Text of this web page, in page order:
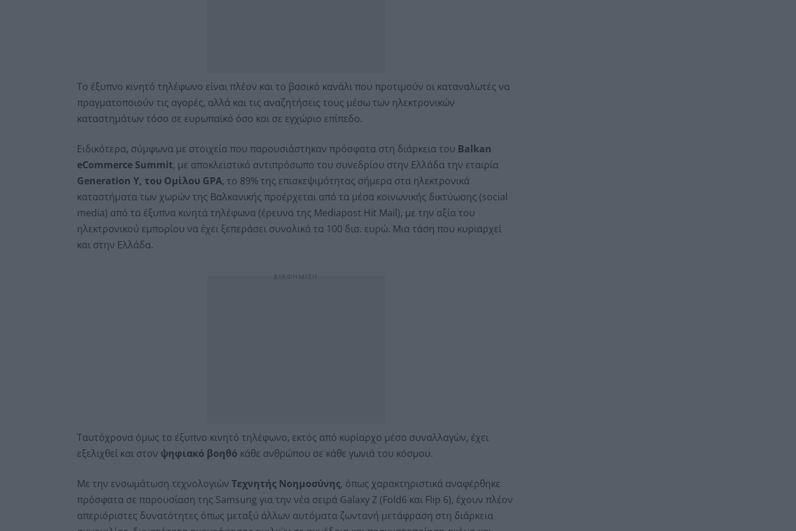
To έξυπνο κινητό τηλέφωνο είναι πλέον και το βασικό κανάλι που προτιμούν οι καταναλωτές να
πραγματοποιούν τις αγορές, αλλά και τις αναζητήσεις τους μέσω των ηλεκτρονικών
καταστημάτων τόσο σε ευρωπαϊκό όσο και σε εγχώριο επίπεδο.
Ειδικότερα, σύμφωνα με στοιχεία που παρουσιάστηκαν πρόσφατα στη διάρκεια του Balkan
eCommerce Summit, με αποκλειστικό αντιπρόσωπο του συνεδρίου στην Ελλάδα την εταιρία
Generation Y, του Ομίλου GPA, το 89% της επισκεψιμότητας σήμερα στα ηλεκτρονικά
καταστήματα των χωρών της Βαλκανικής προέρχεται από τα μέσα κοινωνικής δικτύωσης (social
media) από τα έξυπνα κινητά τηλέφωνα (έρευνα της Mediapost Hit Mail), με την αξία του
ηλεκτρονικού εμπορίου να έχει ξεπεράσει συνολικά τα 100 δισ. ευρώ. Μια τάση που κυριαρχεί
και στην Ελλάδα.
Ταυτόχρονα όμως το έξυπνο κινητό τηλέφωνο, εκτός από κυρίαρχο μέσο συναλλαγών, έχει
εξελιχθεί και στον ψηφιακό βοηθό κάθε ανθρώπου σε κάθε γωνιά του κόσμου.
Με την ενσωμάτωση τεχνολογιών Τεχνητής Νοημοσύνης, όπως χαρακτηριστικά αναφέρθηκε
πρόσφατα σε παρουσίαση της Samsung για την νέα σειρά Galaxy Ζ (Fold6 και Flip 6), έχουν πλέον
απεριόριστες δυνατότητες όπως μεταξύ άλλων αυτόματα ζωντανή μετάφραση στη διάρκεια